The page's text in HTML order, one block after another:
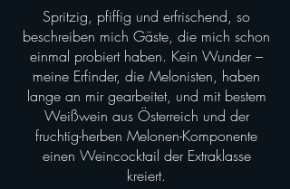
Spritzig, pfiffig und erfrischend, so
beschreiben mich Gäste, die mich schon
einmal probiert haben. Kein Wunder –
meine Erfinder, die Melonisten, haben
lange an mir gearbeitet, und mit bestem
Weißwein aus Österreich und der
fruchtig-herben Melonen-Komponente
einen Weincocktail der Extraklasse
kreiert.